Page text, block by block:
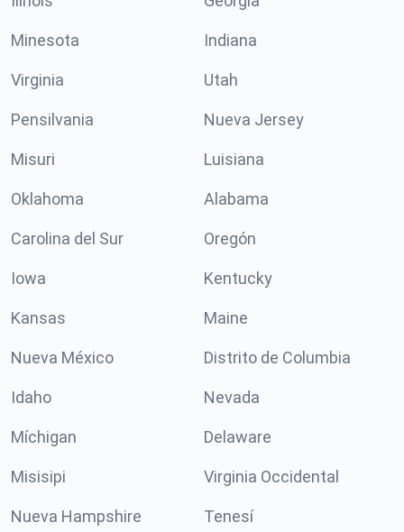
Minesota Indiana
Virginia Utah
Pensilvania Nueva Jersey
Misuri Luisiana
Oklahoma Alabama
Carolina del Sur Oregón
Iowa Kentucky
Kansas Maine
Nueva México Distrito de Columbia
Idaho Nevada
Míchigan Delaware
Misisipi Virginia Occidental
Nueva Hampshire Tenesí